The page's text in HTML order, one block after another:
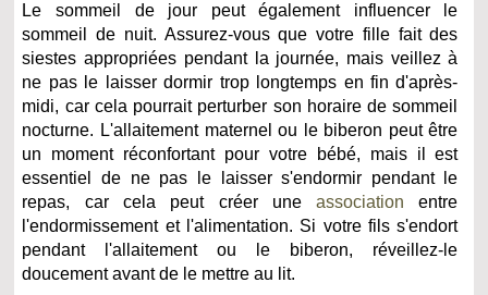
Le sommeil de jour peut également influencer le
sommeil de nuit. Assurez-vous que votre fille fait des
siestes appropriées pendant la journée, mais veillez à
ne pas le laisser dormir trop longtemps en fin d'après-
midi, car cela pourrait perturber son horaire de sommeil
nocturne. L'allaitement maternel ou le biberon peut être
un moment réconfortant pour votre bébé, mais il est
essentiel de ne pas le laisser s'endormir pendant le
repas, car cela peut créer uneassociation entre
l'endormissement et l'alimentation. Si votre fils s'endort
pendant l'allaitement ou le biberon, réveillez-le
doucement avant de le mettre au lit.